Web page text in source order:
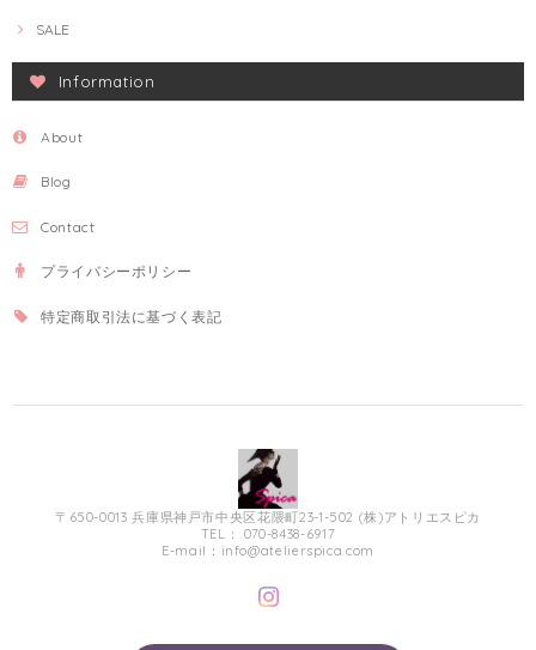
SALE
Information
About
Blog
Contact
プライバシーポリシー
特定商取引法に基づく表記
〒650-0013 兵庫県神戸市中央区花隈町23-1-502 (株)アトリエスピカ
TEL： 070-8438-6917
E-mail： info@atelierspica.com